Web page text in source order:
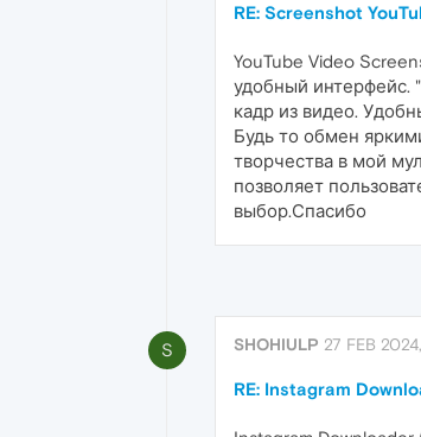
RE: Screenshot
YouTube Video
удобный интерфейс.
кадр из видео.
Будь то обмен
творчества в мой
позволяет
выбор.Спасибо
S SHOHIULP 27 FEB 2024,
RE: Instagram